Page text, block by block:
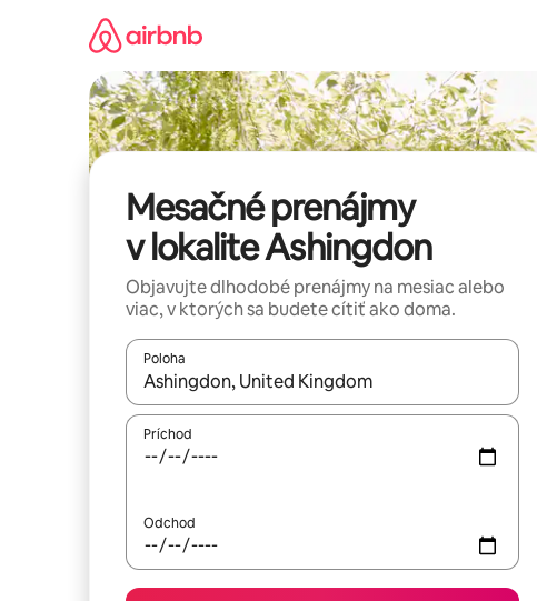
Mesačné prenájmy
v lokalite Ashingdon
Objavujte dlhodobé prenájmy na mesiac alebo
viac, v ktorých sa budete cítiť ako doma.
Poloha
Keď budú výsledky k dispozícii, môžete si ich
Príchod
Odchod